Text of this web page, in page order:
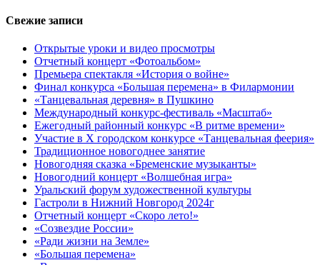
Свежие записи
Открытые уроки и видео просмотры
Отчетный концерт «Фотоальбом»
Премьера спектакля «История о войне»
Финал конкурса «Большая перемена» в Филармонии
«Танцевальная деревня» в Пушкино
Международный конкурс-фестиваль «Масштаб»
Ежегодный районный конкурс «В ритме времени»
Участие в X городском конкурсе «Танцевальная феерия»
Традиционное новогоднее занятие
Новогодняя сказка «Бременские музыканты»
Новогодний концерт «Волшебная игра»
Уральский форум художественной культуры
Гастроли в Нижний Новгород 2024г
Отчетный концерт «Скоро лето!»
«Созвездие России»
«Ради жизни на Земле»
«Большая перемена»